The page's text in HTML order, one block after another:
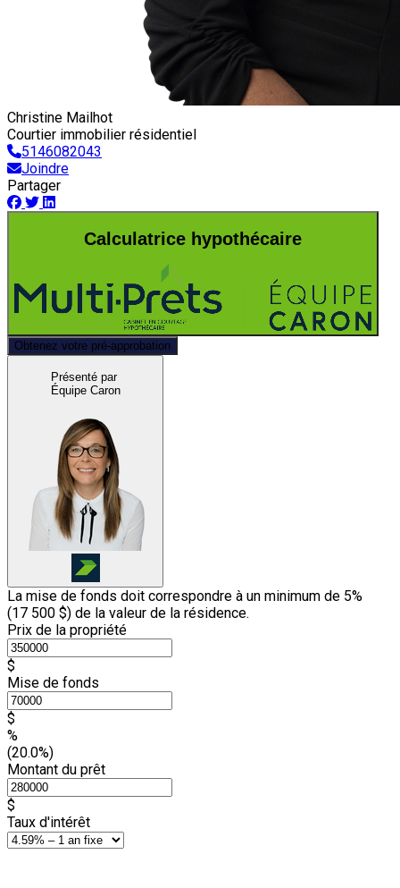
Christine Mailhot
Courtier immobilier résidentiel
5146082043
Joindre
Partager
Calculatrice hypothécaire
Obtenez votre pré-approbation
Présenté par
Équipe Caron
La mise de fonds doit correspondre à un minimum de 5%
(17 500 $) de la valeur de la résidence.
Prix de la propriété
$
Mise de fonds
$
%
(20.0%)
Montant du prêt
$
Taux d'intérêt